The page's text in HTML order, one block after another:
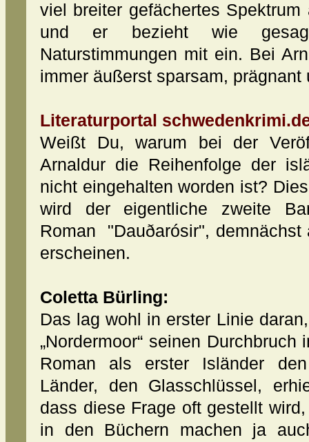
viel breiter gefächertes
und er bezieht wie
Naturstimmungen mit ein. Bei
immer äußerst sparsam, prägnant
Literaturportal
Weißt Du, warum bei der
Arnaldur die Reihenfolge der
nicht eingehalten worden ist?
wird der eigentliche zweite
Roman "Dauðarósir",
erscheinen.
Coletta Bürling:
Das lag wohl in erster Linie
„Nordermoor“ seinen
Roman als erster Isländer
Länder, den Glasschlüssel,
dass diese Frage oft gestellt
in den Büchern machen ja